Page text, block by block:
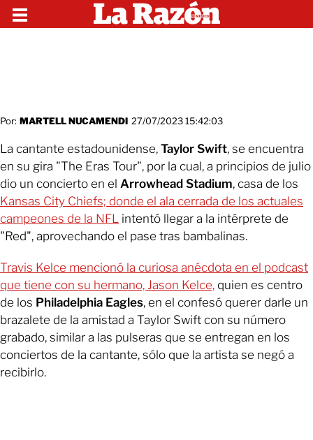
Por: MARTELL NUCAMENDI 27/07/2023 15:42:03
La cantante estadounidense, Taylor Swift, se encuentra
en su gira "The Eras Tour", por la cual, a principios de julio
dio un concierto en el Arrowhead Stadium, casa de los
Kansas City Chiefs; donde el ala cerrada de los actuales
campeones de la NFL intentó llegar a la intérprete de
"Red", aprovechando el pase tras bambalinas.
Travis Kelce mencionó la curiosa anécdota en el podcast
que tiene con su hermano, Jason Kelce, quien es centro
de los Philadelphia Eagles, en el confesó querer darle un
brazalete de la amistad a Taylor Swift con su número
grabado, similar a las pulseras que se entregan en los
conciertos de la cantante, sólo que la artista se negó a
recibirlo.